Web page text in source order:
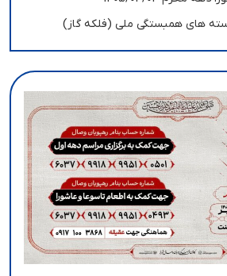
های همبستگی ملی (فلکه گاز)